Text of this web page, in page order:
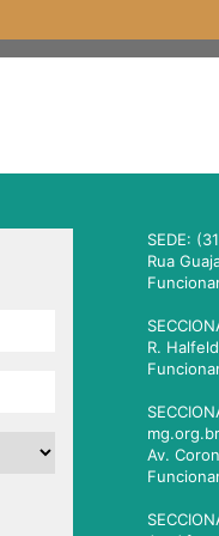
SEDE:
Rua
R.
mg.org.br
Av.